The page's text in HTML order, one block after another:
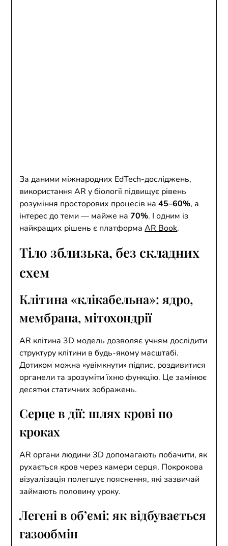
За даними міжнародних EdTech-досліджень,
використання AR у біології підвищує рівень
розуміння просторових процесів на45–60%, а
інтерес до теми — майже на70%. І одним із
найкращих рішень є платформаAR Book.
Тіло зблизька, без складних
схем
Клітина «клікабельна»: ядро,
мембрана, мітохондрії
AR клітина 3D модель дозволяє учням дослідити
структуру клітини в будь-якому масштабі.
Дотиком можна «увімкнути» підпис, роздивитися
органели та зрозуміти їхню функцію. Це замінює
десятки статичних зображень.
Серце в дії: шлях крові по
кроках
AR органи людини 3D допомагають побачити, як
рухається кров через камери серця. Покрокова
візуалізація полегшує пояснення, які зазвичай
займають половину уроку.
Легені в об’ємі: як відбувається
газообмін